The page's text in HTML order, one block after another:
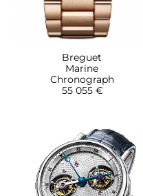
Breguet
Marine
Chronograph
55 055 €